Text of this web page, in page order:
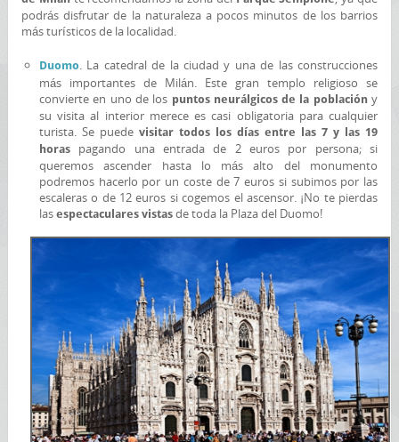
podrás disfrutar de la naturaleza a pocos minutos de los barrios
más turísticos de la localidad.
Duomo. La catedral de la ciudad y una de las construcciones
más importantes de Milán. Este gran templo religioso se
convierte en uno de los puntos neurálgicos de la poblacióny
su visita al interior merece es casi obligatoria para cualquier
turista. Se puede visitar todos los días entre las 7 y las 19
horaspagando una entrada de 2 euros por persona; si
queremos ascender hasta lo más alto del monumento
podremos hacerlo por un coste de 7 euros si subimos por las
escaleras o de 12 euros si cogemos el ascensor. ¡No te pierdas
las espectaculares vistasde toda la Plaza del Duomo!